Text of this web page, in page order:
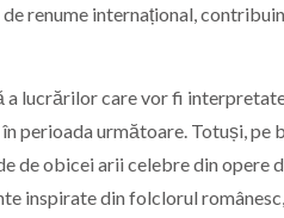
renume internațional,
lucrărilor care vor fi
perioada următoare. Totuși, pe
obicei arii celebre din opere
inspirate din folclorul